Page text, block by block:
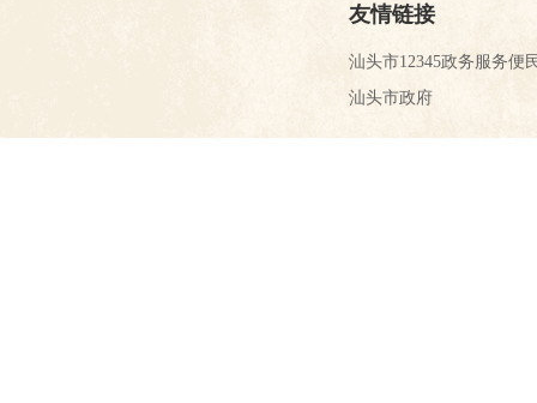
友情链接
汕头市12345政务服务便
汕头市政府